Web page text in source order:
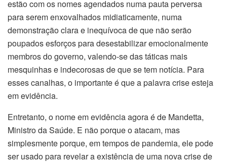
estão com os nomes agendados numa pauta perversa
para serem enxovalhados midiaticamente, numa
demonstração clara e inequívoca de que não serão
poupados esforços para desestabilizar emocionalmente
membros do governo, valendo-se das táticas mais
mesquinhas e indecorosas de que se tem notícia. Para
esses canalhas, o importante é que a palavra crise esteja
em evidência.
Entretanto, o nome em evidência agora é de Mandetta,
Ministro da Saúde. E não porque o atacam, mas
simplesmente porque, em tempos de pandemia, ele pode
ser usado para revelar a existência de uma nova crise de